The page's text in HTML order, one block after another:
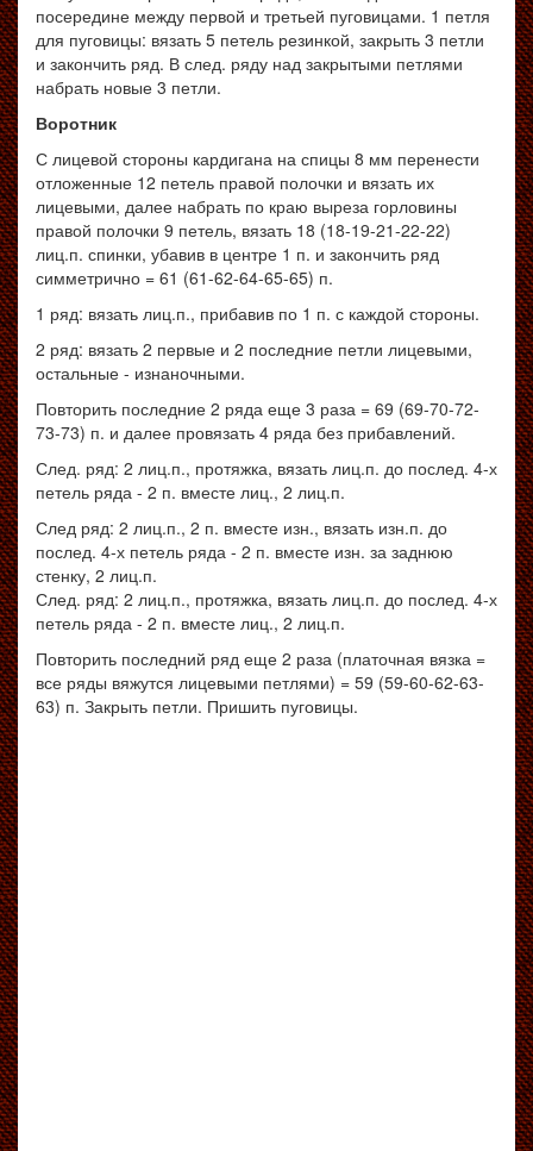
посередине между первой и третьей пуговицами. 1 петля
для пуговицы: вязать 5 петель резинкой, закрыть 3 петли
и закончить ряд. В след. ряду над закрытыми петлями
набрать новые 3 петли.
Воротник
С лицевой стороны кардигана на спицы 8 мм перенести
отложенные 12 петель правой полочки и вязать их
лицевыми, далее набрать по краю выреза горловины
правой полочки 9 петель, вязать 18 (18-19-21-22-22)
лиц.п. спинки, убавив в центре 1 п. и закончить ряд
симметрично = 61 (61-62-64-65-65) п.
1 ряд: вязать лиц.п., прибавив по 1 п. с каждой стороны.
2 ряд: вязать 2 первые и 2 последние петли лицевыми,
остальные - изнаночными.
Повторить последние 2 ряда еще 3 раза = 69 (69-70-72-
73-73) п. и далее провязать 4 ряда без прибавлений.
След. ряд: 2 лиц.п., протяжка, вязать лиц.п. до послед. 4-х
петель ряда - 2 п. вместе лиц., 2 лиц.п.
След ряд: 2 лиц.п., 2 п. вместе изн., вязать изн.п. до
послед. 4-х петель ряда - 2 п. вместе изн. за заднюю
стенку, 2 лиц.п.
След. ряд: 2 лиц.п., протяжка, вязать лиц.п. до послед. 4-х
петель ряда - 2 п. вместе лиц., 2 лиц.п.
Повторить последний ряд еще 2 раза (платочная вязка =
все ряды вяжутся лицевыми петлями) = 59 (59-60-62-63-
63) п. Закрыть петли. Пришить пуговицы.